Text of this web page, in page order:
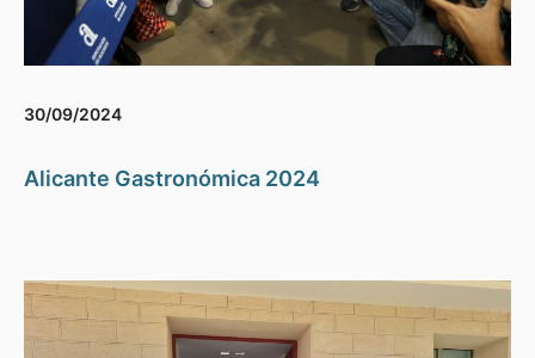
30/09/2024
Alicante Gastronómica 2024